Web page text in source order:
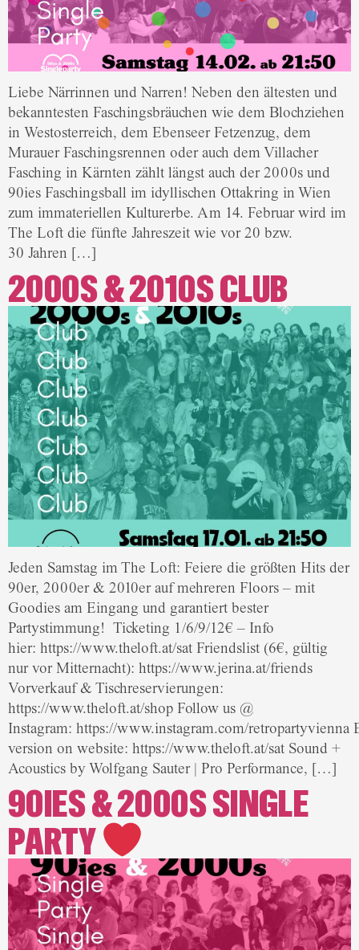
Liebe Närrinnen und Narren! Neben den ältesten und
bekanntesten Faschingsbräuchen wie dem Blochziehen
in Westosterreich, dem Ebenseer Fetzenzug, dem
Murauer Faschingsrennen oder auch dem Villacher
Fasching in Kärnten zählt längst auch der 2000s und
90ies Faschingsball im idyllischen Ottakring in Wien
zum immateriellen Kulturerbe. Am 14. Februar wird im
The Loft die fünfte Jahreszeit wie vor 20 bzw.
30 Jahren […]
2000S & 2010S CLUB
Jeden Samstag im The Loft: Feiere die größten Hits der
90er, 2000er & 2010er auf mehreren Floors – mit
Goodies am Eingang und garantiert bester
Partystimmung! Ticketing 1/6/9/12€ – Info
hier: https://www.theloft.at/sat Friendslist (6€, gültig
nur vor Mitternacht): https://www.jerina.at/friends
Vorverkauf & Tischreservierungen:
https://www.theloft.at/shop Follow us @
Instagram: https://www.instagram.com/retropartyvienna
version on website: https://www.theloft.at/sat Sound +
Acoustics by Wolfgang Sauter | Pro Performance, […]
90IES & 2000S SINGLE
PARTY